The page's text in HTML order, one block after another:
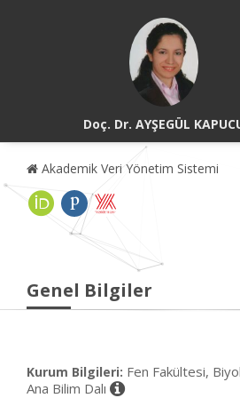
Doç. Dr. AYŞEGÜL
Akademik Veri Yönetim Sistemi
Genel Bilgiler
Kurum Bilgileri: Fen Fakültesi,
Ana Bilim Dalı